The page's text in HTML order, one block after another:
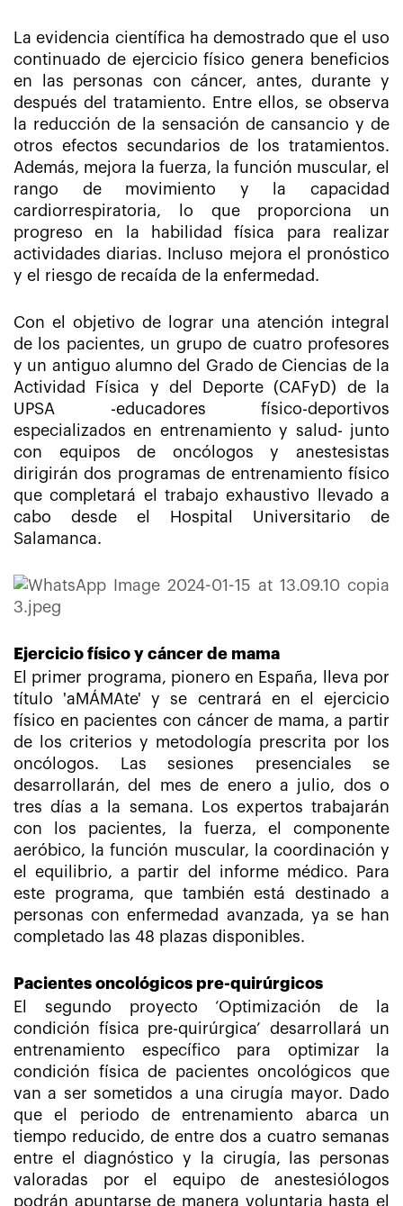
La evidencia científica ha demostrado que el uso
continuado de ejercicio físico genera beneficios
en las personas con cáncer, antes, durante y
después del tratamiento. Entre ellos, se observa
la reducción de la sensación de cansancio y de
otros efectos secundarios de los tratamientos.
Además, mejora la fuerza, la función muscular, el
rango de movimiento y la capacidad
cardiorrespiratoria, lo que proporciona un
progreso en la habilidad física para realizar
actividades diarias. Incluso mejora el pronóstico
y el riesgo de recaída de la enfermedad.
Con el objetivo de lograr una atención integral
de los pacientes, un grupo de cuatro profesores
y un antiguo alumno del Grado de Ciencias de la
Actividad Física y del Deporte (CAFyD) de la
UPSA -educadores físico-deportivos
especializados en entrenamiento y salud- junto
con equipos de oncólogos y anestesistas
dirigirán dos programas de entrenamiento físico
que completará el trabajo exhaustivo llevado a
cabo desde el Hospital Universitario de
Salamanca.
Ejercicio físico y cáncer de mama
El primer programa, pionero en España, lleva por
título 'aMÁMAte' y se centrará en el ejercicio
físico en pacientes con cáncer de mama, a partir
de los criterios y metodología prescrita por los
oncólogos. Las sesiones presenciales se
desarrollarán, del mes de enero a julio, dos o
tres días a la semana. Los expertos trabajarán
con los pacientes, la fuerza, el componente
aeróbico, la función muscular, la coordinación y
el equilibrio, a partir del informe médico. Para
este programa, que también está destinado a
personas con enfermedad avanzada, ya se han
completado las 48 plazas disponibles.
Pacientes oncológicos pre-quirúrgicos
El segundo proyecto ‘Optimización de la
condición física pre-quirúrgica’ desarrollará un
entrenamiento específico para optimizar la
condición física de pacientes oncológicos que
van a ser sometidos a una cirugía mayor. Dado
que el periodo de entrenamiento abarca un
tiempo reducido, de entre dos a cuatro semanas
entre el diagnóstico y la cirugía, las personas
valoradas por el equipo de anestesiólogos
podrán apuntarse de manera voluntaria hasta el